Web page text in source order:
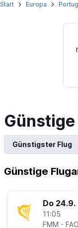
Start Europa
Günstigster Flug
Günstige
Do 24.9.
11:05
FMM - FAO